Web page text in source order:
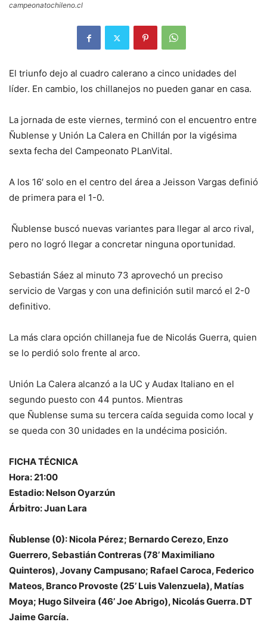
campeonatochileno.cl
El triunfo dejo al cuadro calerano a cinco unidades del
líder. En cambio, los chillanejos no pueden ganar en casa.
La jornada de este viernes, terminó con el encuentro entre
Ñublense y Unión La Calera en Chillán por la vigésima
sexta fecha del Campeonato PLanVital.
A los 16′ solo en el centro del área a Jeisson Vargas definió
de primera para el 1-0.
Ñublense buscó nuevas variantes para llegar al arco rival,
pero no logró llegar a concretar ninguna oportunidad.
Sebastián Sáez al minuto 73 aprovechó un preciso
servicio de Vargas y con una definición sutil marcó el 2-0
definitivo.
La más clara opción chillaneja fue de Nicolás Guerra, quien
se lo perdió solo frente al arco.
Unión La Calera alcanzó a la UC y Audax Italiano en el
segundo puesto con 44 puntos. Mientras
que Ñublense suma su tercera caída seguida como local y
se queda con 30 unidades en la undécima posición.
FICHA TÉCNICA
Hora: 21:00
Estadio: Nelson Oyarzún
Árbitro: Juan Lara
Ñublense (0): Nicola Pérez; Bernardo Cerezo, Enzo
Guerrero, Sebastián Contreras (78’ Maximiliano
Quinteros), Jovany Campusano; Rafael Caroca, Federico
Mateos, Branco Provoste (25’ Luis Valenzuela), Matías
Moya; Hugo Silveira (46’ Joe Abrigo), Nicolás Guerra. DT
Jaime García.